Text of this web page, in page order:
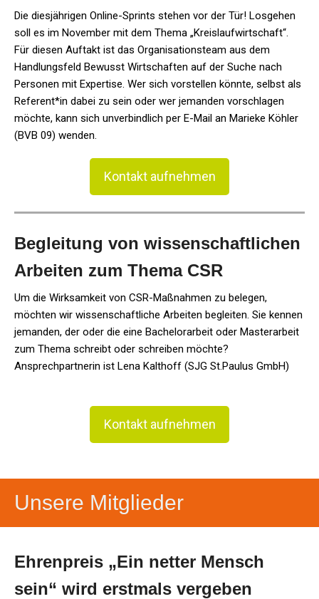
Die diesjährigen Online-Sprints stehen vor der Tür! Losgehen
soll es im November mit dem Thema „Kreislaufwirtschaft“.
Für diesen Auftakt ist das Organisationsteam aus dem
Handlungsfeld Bewusst Wirtschaften auf der Suche nach
Personen mit Expertise. Wer sich vorstellen könnte, selbst als
Referent*in dabei zu sein oder wer jemanden vorschlagen
möchte, kann sich unverbindlich per E-Mail an Marieke Köhler
(BVB 09) wenden.
Kontakt aufnehmen
Begleitung von wissenschaftlichen
Arbeiten zum Thema CSR
Um die Wirksamkeit von CSR-Maßnahmen zu belegen,
möchten wir wissenschaftliche Arbeiten begleiten. Sie kennen
jemanden, der oder die eine Bachelorarbeit oder Masterarbeit
zum Thema schreibt oder schreiben möchte?
Ansprechpartnerin ist Lena Kalthoff (SJG St.Paulus GmbH)
Kontakt aufnehmen
Unsere Mitglieder
Ehrenpreis „Ein netter Mensch
sein“ wird erstmals vergeben